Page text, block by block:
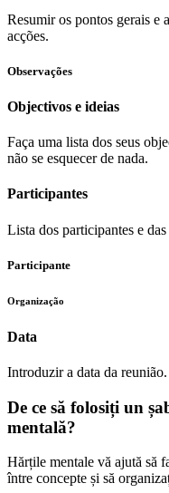
Resumir os pontos gerais e
acções.
Observações
Objectivos e ideias
Faça uma lista dos seus
não se esquecer de nada.
Participantes
Lista dos participantes e
Participante
Organização
Data
Introduzir a data da reunião.
De ce să folosiți un
mentală?
Hărțile mentale vă ajută să
între concepte și să